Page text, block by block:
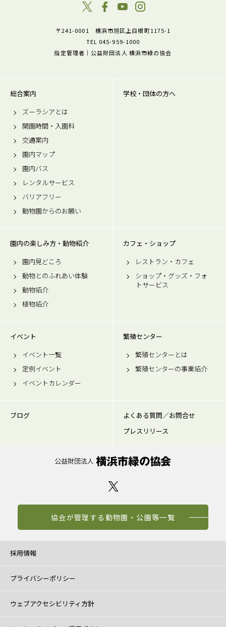
〒241-0001 横浜市旭区上白根町1175-1
TEL 045-959-1000
指定管理者｜公益財団法人 横浜市緑の協会
総合案内
ズーラシアとは
開園時間・入園料
交通案内
園内マップ
園内バス
レンタルサービス
バリアフリー
動物園からのお願い
学校・団体の方へ
園内の楽しみ方・動物紹介
園内見どころ
動物とのふれあい体験
動物紹介
植物紹介
カフェ・ショップ
レストラン・カフェ
ショップ・グッズ・フォ
トサービス
イベント
イベント一覧
定例イベント
イベントカレンダー
繁殖センター
繁殖センターとは
繁殖センターの事業紹介
ブログ
よくある質問／お問合せ
プレスリリース
協会が管理する動物園・公園等一覧
採用情報
プライバシーポリシー
ウェブアクセシビリティ方針